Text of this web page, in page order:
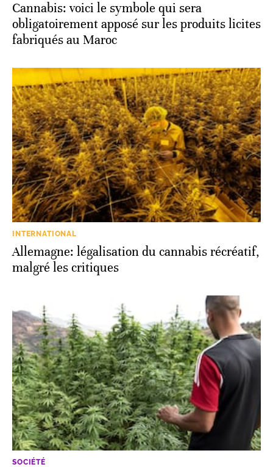
Cannabis: voici le symbole qui sera
obligatoirement apposé sur les produits licites
fabriqués au Maroc
INTERNATIONAL
Allemagne: légalisation du cannabis récréatif,
malgré les critiques
SOCIÉTÉ